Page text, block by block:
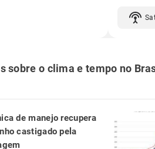
sobre o clima e tempo no
de manejo recupera
castigado pela